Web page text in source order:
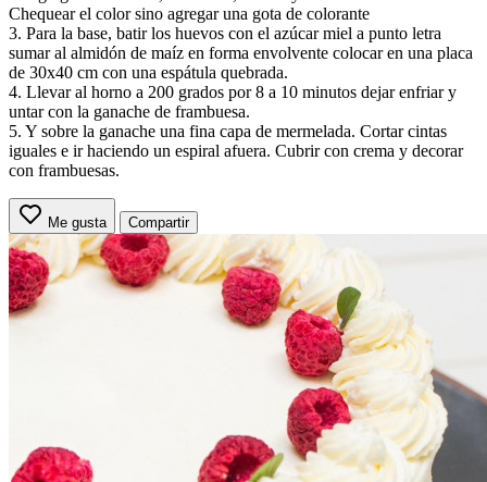
Chequear el color sino agregar una gota de colorante
3. Para la base, batir los huevos con el azúcar miel a punto letra
sumar al almidón de maíz en forma envolvente colocar en una placa
de 30x40 cm con una espátula quebrada.
4. Llevar al horno a 200 grados por 8 a 10 minutos dejar enfriar y
untar con la ganache de frambuesa.
5. Y sobre la ganache una fina capa de mermelada. Cortar cintas
iguales e ir haciendo un espiral afuera. Cubrir con crema y decorar
con frambuesas.
Me gusta Compartir